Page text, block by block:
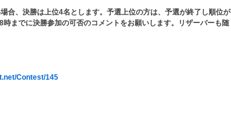
、決勝は上位4名とします。予選上位の方は、予選が終了し順位が
時までに決勝参加の可否のコメントをお願いします。リザーバーも随
Contest/145